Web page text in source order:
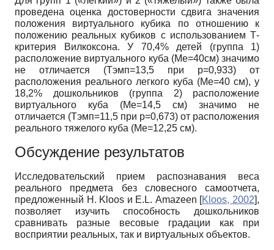
проведена оценка достоверности сдвига значения
положения виртуального кубика по отношению к
положению реальных кубиков с использованием Т-
критерия Вилкоксона. У 70,4% детей (группа 1)
расположение виртуального куба (Ме=40см) значимо
не отличается (Tэмп=13,5 при р=0,933) от
расположения реального легкого куба (Ме=40 см), у
18,2% дошкольников (группа 2) расположение
виртуального куба (Ме=14,5 см) значимо не
отличается (Tэмп=11,5 при р=0,673) от расположения
реального тяжелого куба (Ме=12,25 см).
Обсуждение результатов
Исследовательский прием распознавания веса
реального предмета без словесного самоотчета,
предложенный H. Kloos и E.L. Amazeen [Kloos, 2002],
позволяет изучить способность дошкольников
сравнивать разные весовые градации как при
восприятии реальных, так и виртуальных объектов.